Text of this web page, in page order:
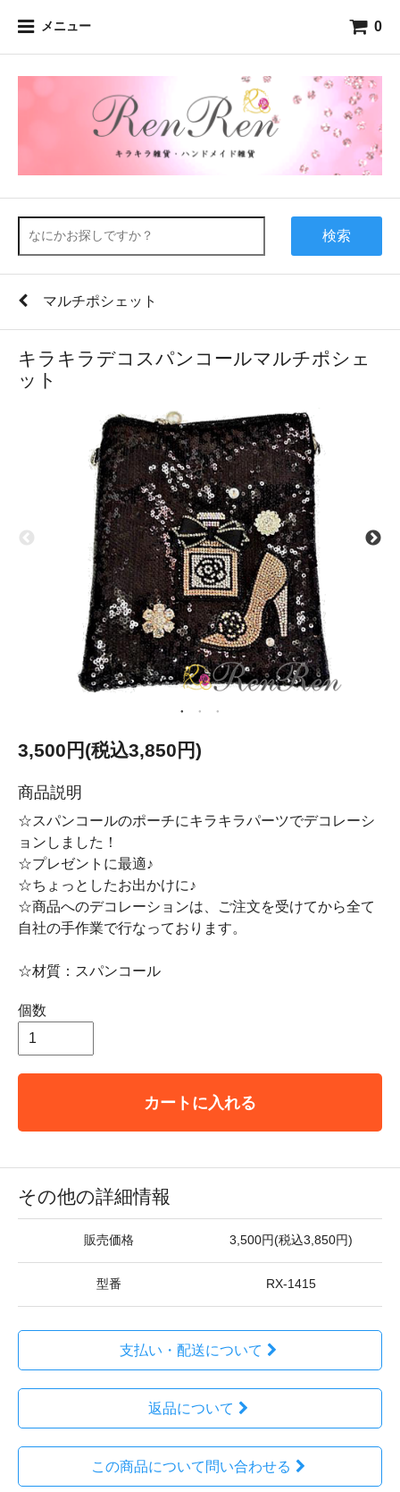
メニュー 0
検索
マルチポシェット
キラキラデコスパンコールマルチポシェ
ット
3,500円(税込3,850円)
商品説明
☆スパンコールのポーチにキラキラパーツでデコレーシ
ョンしました！
☆プレゼントに最適♪
☆ちょっとしたお出かけに♪
☆商品へのデコレーションは、ご注文を受けてから全て
自社の手作業で行なっております。
☆材質：スパンコール
個数
カートに入れる
その他の詳細情報
販売価格 3,500円(税込3,850円)
型番 RX-1415
支払い・配送について
返品について
この商品について問い合わせる